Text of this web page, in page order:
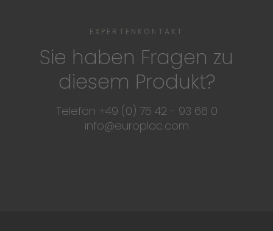
EXPERTENKONTAKT
Sie haben Fragen zu
diesem Produkt?
Telefon +49 (0) 75 42 - 93 66 0
info@europlac.com